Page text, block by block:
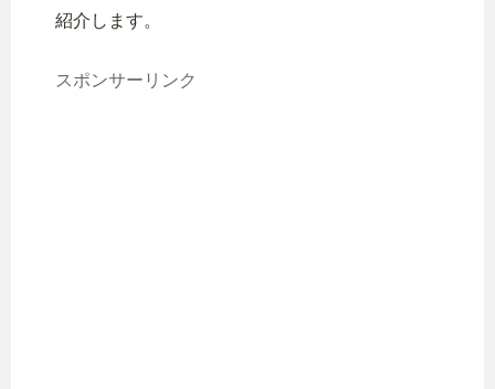
紹介します。
スポンサーリンク